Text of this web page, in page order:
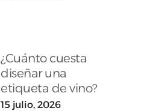
¿Cuánto cuesta
diseñar una
etiqueta de vino?
15 julio, 2026